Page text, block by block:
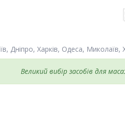
Дніпро, Харків, Одеса,
Великий вибір засобів для